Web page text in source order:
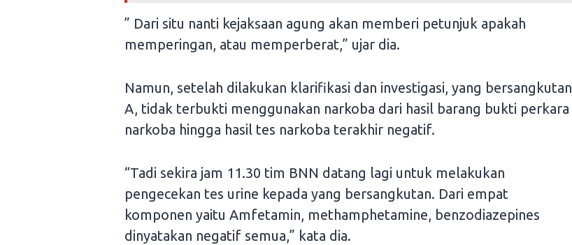
” Dari situ nanti kejaksaan agung akan memberi petunjuk apakah
memperingan, atau memperberat,” ujar dia.
Namun, setelah dilakukan klarifikasi dan investigasi, yang bersangkutan
A, tidak terbukti menggunakan narkoba dari hasil barang bukti perkara
narkoba hingga hasil tes narkoba terakhir negatif.
“Tadi sekira jam 11.30 tim BNN datang lagi untuk melakukan
pengecekan tes urine kepada yang bersangkutan. Dari empat
komponen yaitu Amfetamin, methamphetamine, benzodiazepines
dinyatakan negatif semua,” kata dia.